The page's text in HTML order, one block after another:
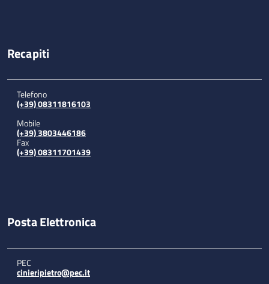
Recapiti
Telefono
(+39) 08311816103
Mobile
(+39) 3803446186
Fax
(+39) 08311701439
Posta Elettronica
PEC
cinieripietro@pec.it